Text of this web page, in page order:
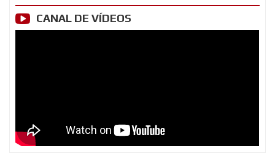
CANAL DE VÍDEOS